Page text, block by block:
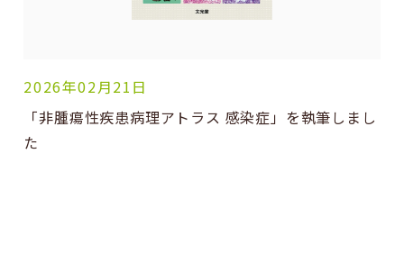
2026年02月21日
「非腫瘍性疾患病理アトラス 感染症」を執筆しまし
た